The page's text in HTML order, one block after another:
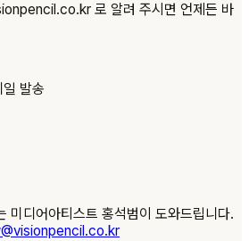
로 알려 주시면 언제든 바
발송
미디어아티스트 홍석범이 도와드립니다.